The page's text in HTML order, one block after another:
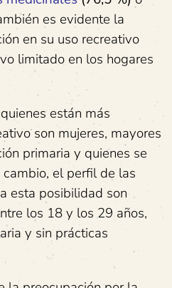
es evidente la
en su uso recreativo
limitado en los hogares
están más
son mujeres, mayores
primaria y quienes se
el perfil de las
esta posibilidad son
los 18 y los 29 años,
y sin prácticas